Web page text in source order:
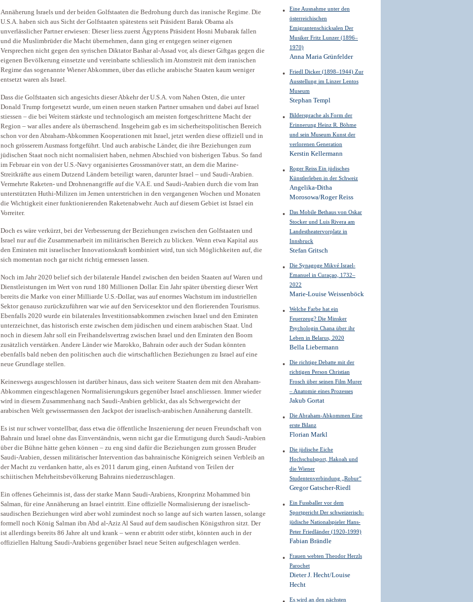
Annäherung Israels und der beiden Golfstaaten die Bedrohung durch das iranische Regime. Die
U.S.A. haben sich aus Sicht der Golfstaaten spätestens seit Präsident Barak Obama als
unverlässlicher Partner erwiesen: Dieser liess zuerst Ägyptens Präsident Hosni Mubarak fallen
und die Muslimbrüder die Macht übernehmen, dann ging er entgegen seiner eigenen
Versprechen nicht gegen den syrischen Diktator Bashar al-Assad vor, als dieser Giftgas gegen die
eigenen Bevölkerung einsetzte und vereinbarte schliesslich im Atomstreit mit dem iranischen
Regime das sogenannte Wiener Abkommen, über das etliche arabische Staaten kaum weniger
entsetzt waren als Israel.
Dass die Golfstaaten sich angesichts dieser Abkehr der U.S.A. vom Nahen Osten, die unter
Donald Trump fortgesetzt wurde, um einen neuen starken Partner umsahen und dabei auf Israel
stiessen – die bei Weitem stärkste und technologisch am meisten fortgeschrittene Macht der
Region – war alles andere als überraschend. Insgeheim gab es im sicherheitspolitischen Bereich
schon vor den Abraham-Abkommen Kooperationen mit Israel, jetzt werden diese offiziell und in
noch grösserem Ausmass fortgeführt. Und auch arabische Länder, die ihre Beziehungen zum
jüdischen Staat noch nicht normalisiert haben, nehmen Abschied von bisherigen Tabus. So fand
im Februar ein von der U.S.-Navy organisiertes Grossmanöver statt, an dem die Marine-
Streitkräfte aus einem Dutzend Ländern beteiligt waren, darunter Israel – und Saudi-Arabien.
Vermehrte Raketen- und Drohnenangriffe auf die V.A.E. und Saudi-Arabien durch die vom Iran
unterstützten Huthi-Milizen im Jemen unterstrichen in den vergangenen Wochen und Monaten
die Wichtigkeit einer funktionierenden Raketenabwehr. Auch auf diesem Gebiet ist Israel ein
Vorreiter.
Doch es wäre verkürzt, bei der Verbesserung der Beziehungen zwischen den Golfstaaten und
Israel nur auf die Zusammenarbeit im militärischen Bereich zu blicken. Wenn etwa Kapital aus
den Emiraten mit israelischer Innovationskraft kombiniert wird, tun sich Möglichkeiten auf, die
sich momentan noch gar nicht richtig ermessen lassen.
Noch im Jahr 2020 belief sich der bilaterale Handel zwischen den beiden Staaten auf Waren und
Dienstleistungen im Wert von rund 180 Millionen Dollar. Ein Jahr später überstieg dieser Wert
bereits die Marke von einer Milliarde U.S.-Dollar, was auf enormes Wachstum im industriellen
Sektor genauso zurückzuführen war wie auf den Servicesektor und den florierenden Tourismus.
Ebenfalls 2020 wurde ein bilaterales Investitionsabkommen zwischen Israel und den Emiraten
unterzeichnet, das historisch erste zwischen dem jüdischen und einem arabischen Staat. Und
noch in diesem Jahr soll ein Freihandelsvertrag zwischen Israel und den Emiraten den Boom
zusätzlich verstärken. Andere Länder wie Marokko, Bahrain oder auch der Sudan könnten
ebenfalls bald neben den politischen auch die wirtschaftlichen Beziehungen zu Israel auf eine
neue Grundlage stellen.
Keineswegs ausgeschlossen ist darüber hinaus, dass sich weitere Staaten dem mit den Abraham-
Abkommen eingeschlagenen Normalisierungskurs gegenüber Israel anschliessen. Immer wieder
wird in diesem Zusammenhang nach Saudi-Arabien geblickt, das als Schwergewicht der
arabischen Welt gewissermassen den Jackpot der israelisch-arabischen Annäherung darstellt.
Es ist nur schwer vorstellbar, dass etwa die öffentliche Inszenierung der neuen Freundschaft von
Bahrain und Israel ohne das Einverständnis, wenn nicht gar die Ermutigung durch Saudi-Arabien
über die Bühne hätte gehen können – zu eng sind dafür die Beziehungen zum grossen Bruder
Saudi-Arabien, dessen militärischer Intervention das bahrainische Königreich seinen Verbleib an
der Macht zu verdanken hatte, als es 2011 darum ging, einen Aufstand von Teilen der
schiitischen Mehrheitsbevölkerung Bahrains niederzuschlagen.
Ein offenes Geheimnis ist, dass der starke Mann Saudi-Arabiens, Kronprinz Mohammed bin
Salman, für eine Annäherung an Israel eintritt. Eine offizielle Normalisierung der israelisch-
saudischen Beziehungen wird aber wohl zumindest noch so lange auf sich warten lassen, solange
formell noch König Salman ibn Abd al-Aziz Al Saud auf dem saudischen Königsthron sitzt. Der
ist allerdings bereits 86 Jahre alt und krank – wenn er abtritt oder stirbt, könnten auch in der
offiziellen Haltung Saudi-Arabiens gegenüber Israel neue Seiten aufgeschlagen werden.
Eine Ausnahme unter den
österreichischen
Emigrantenschicksalen Der
Musiker Fritz Lunzer (1896–
1970)
Anna Maria Grünfelder
Friedl Dicker (1898–1944) Zur
Ausstellung im Linzer Lentos
Museum
Stephan Templ
Bildersprache als Form der
Erinnerung Heinz R. Böhme
und sein Museum Kunst der
verlorenen Generation
Kerstin Kellermann
Roger Reiss Ein jüdisches
Künstlerleben in der Schweiz
Angelika-Ditha
Morosowa/Roger Reiss
Das Mobile Bethaus von Oskar
Stocker und Luis Rivera am
Landestheatervorplatz in
Innsbruck
Stefan Gritsch
Die Synagoge Mikvé Israel-
Emanuel in Curaçao, 1732–
2022
Marie-Louise Weissenböck
Welche Farbe hat ein
Feuerzeug? Die Minsker
Psychologin Chana über ihr
Leben in Belarus, 2020
Bella Liebermann
Die richtige Debatte mit der
richtigen Person Christian
Frosch über seinen Film Murer
– Anatomie eines Prozesses
Jakub Gortat
Die Abraham-Abkommen Eine
erste Bilanz
Florian Markl
Die jüdische Eiche
Hochschulsport, Hakoah und
die Wiener
Studentenverbindung „Robur“
Gregor Gatscher-Riedl
Ein Fussballer vor dem
Sportgericht Der schweizerisch-
jüdische Nationalspieler Hans-
Peter Friedländer (1920-1999)
Fabian Brändle
Frauen webten Theodor Herzls
Parochet
Dieter J. Hecht/Louise
Hecht
Es wird an den nächsten